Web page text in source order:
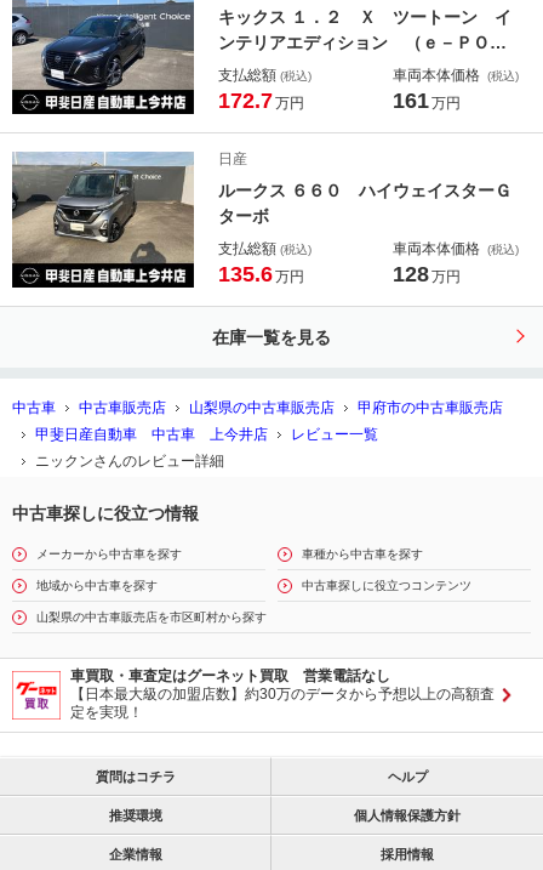
キックス １．２ Ｘ ツートーン イ
ンテリアエディション （ｅ－ＰＯ
Ｗ プロパイロット アラウンドビュ
ーモニター
支払総額 (税込)
172.7万円
車両本体価格 (税込)
161万円
日産
ルークス ６６０ ハイウェイスターＧ
ターボ
支払総額 (税込)
135.6万円
車両本体価格 (税込)
128万円
在庫一覧を見る
中古車 中古車販売店 山梨県の中古車販売店
甲府市の中古車販売店
甲斐日産自動車 中古車 上今井店
レビュー一覧
ニックンさんのレビュー詳細
中古車探しに役立つ情報
メーカーから中古車を探す 車種から中古車を探す
地域から中古車を探す 中古車探しに役立つコンテンツ
山梨県の中古車販売店を市区町村から探す
車買取・車査定はグーネット買取 営業電話なし
【日本最大級の加盟店数】約30万のデータから予想以上の高額査
定を実現！
質問はコチラ ヘルプ
推奨環境 個人情報保護方針
企業情報 採用情報